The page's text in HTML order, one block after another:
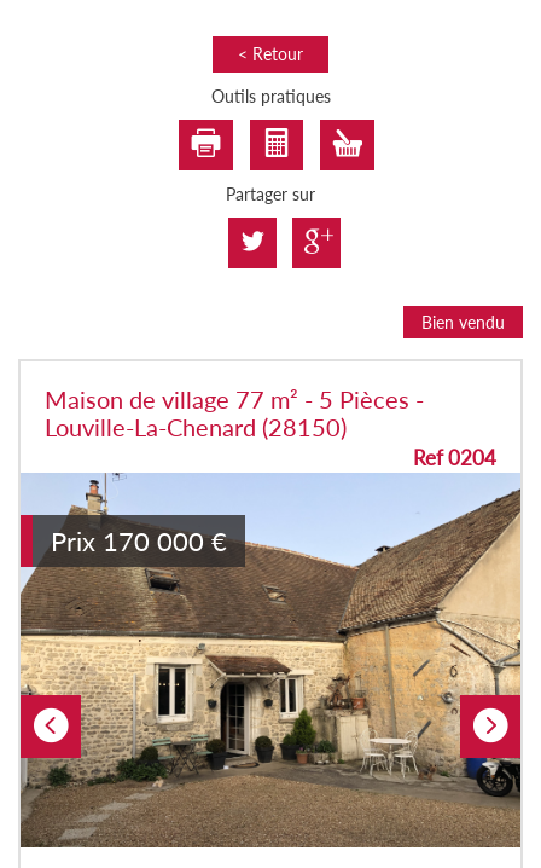
< Retour
Outils pratiques
Partager sur
Bien vendu
Maison de village 77 m² - 5 Pièces -
Louville-La-Chenard (28150)
Ref 0204
Prix 170 000 €